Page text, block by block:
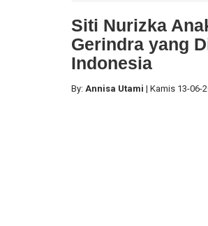
Siti Nurizka
Gerindra yang
Indonesia
By: Annisa Utami | Kamis 13-06-